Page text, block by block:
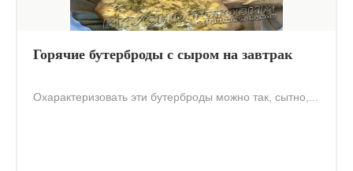
Горячие бутерброды с сыром на завтрак
Охарактеризовать эти бутерброды можно так, сытно,...